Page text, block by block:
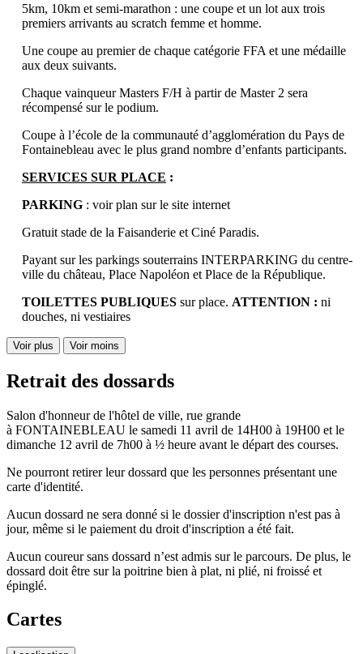
5km, 10km et semi-marathon : une coupe et un lot aux trois
premiers arrivants au scratch femme et homme.
Une coupe au premier de chaque catégorie FFA et une médaille
aux deux suivants.
Chaque vainqueur Masters F/H à partir de Master 2 sera
récompensé sur le podium.
Coupe à l’école de la communauté d’agglomération du Pays de
Fontainebleau avec le plus grand nombre d’enfants participants.
SERVICES SUR PLACE :
PARKING : voir plan sur le site internet
Gratuit stade de la Faisanderie et Ciné Paradis.
Payant sur les parkings souterrains INTERPARKING du centre-
ville du château, Place Napoléon et Place de la République.
TOILETTES PUBLIQUES sur place. ATTENTION : ni
douches, ni vestiaires
Voir plus Voir moins
Retrait des dossards
Salon d'honneur de l'hôtel de ville, rue grande
à FONTAINEBLEAU le samedi 11 avril de 14H00 à 19H00 et le
dimanche 12 avril de 7h00 à ½ heure avant le départ des courses.
Ne pourront retirer leur dossard que les personnes présentant une
carte d'identité.
Aucun dossard ne sera donné si le dossier d'inscription n'est pas à
jour, même si le paiement du droit d'inscription a été fait.
Aucun coureur sans dossard n’est admis sur le parcours. De plus, le
dossard doit être sur la poitrine bien à plat, ni plié, ni froissé et
épinglé.
Cartes